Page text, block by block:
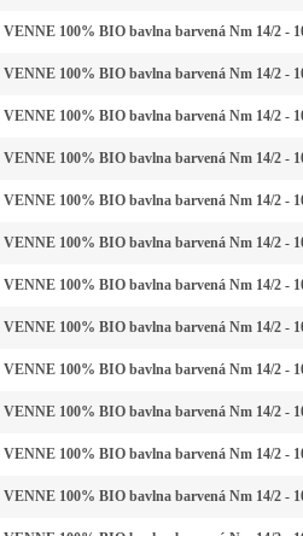
VENNE 100% BIO bavlna barvená Nm 14/2 -
VENNE 100% BIO bavlna barvená Nm 14/2 -
VENNE 100% BIO bavlna barvená Nm 14/2 -
VENNE 100% BIO bavlna barvená Nm 14/2 -
VENNE 100% BIO bavlna barvená Nm 14/2 -
VENNE 100% BIO bavlna barvená Nm 14/2 -
VENNE 100% BIO bavlna barvená Nm 14/2 -
VENNE 100% BIO bavlna barvená Nm 14/2 -
VENNE 100% BIO bavlna barvená Nm 14/2 -
VENNE 100% BIO bavlna barvená Nm 14/2 -
VENNE 100% BIO bavlna barvená Nm 14/2 -
VENNE 100% BIO bavlna barvená Nm 14/2 -